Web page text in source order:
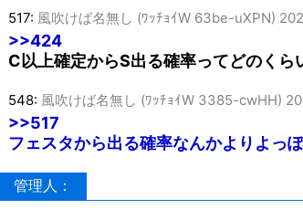
517: 風吹けば名無し (ﾜｯﾁｮｲW 63be-uXPN)
>>424
C以上確定からS出る確率ってどのくら
548: 風吹けば名無し (ﾜｯﾁｮｲW 3385-cwHH)
>>517
フェスタから出る確率なんかよりよっ
管理人：